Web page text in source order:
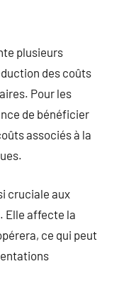
plusieurs
des coûts
Pour les
de bénéficier
associés à la
cruciale aux
Elle affecte la
ce qui peut